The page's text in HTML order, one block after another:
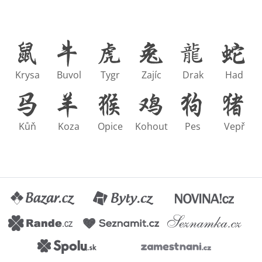
Krysa Buvol Tygr Zajíc Drak Had
Kůň Koza Opice Kohout Pes Vepř